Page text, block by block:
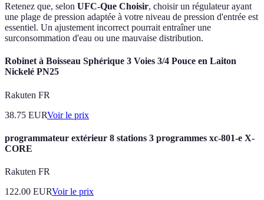
Retenez que, selon UFC-Que Choisir, choisir un régulateur ayant
une plage de pression adaptée à votre niveau de pression d'entrée est
essentiel. Un ajustement incorrect pourrait entraîner une
surconsommation d'eau ou une mauvaise distribution.
Robinet à Boisseau Sphérique 3 Voies 3/4 Pouce en Laiton
Nickelé PN25
Rakuten FR
38.75 EURVoir le prix
programmateur extérieur 8 stations 3 programmes xc-801-e X-
CORE
Rakuten FR
122.00 EURVoir le prix